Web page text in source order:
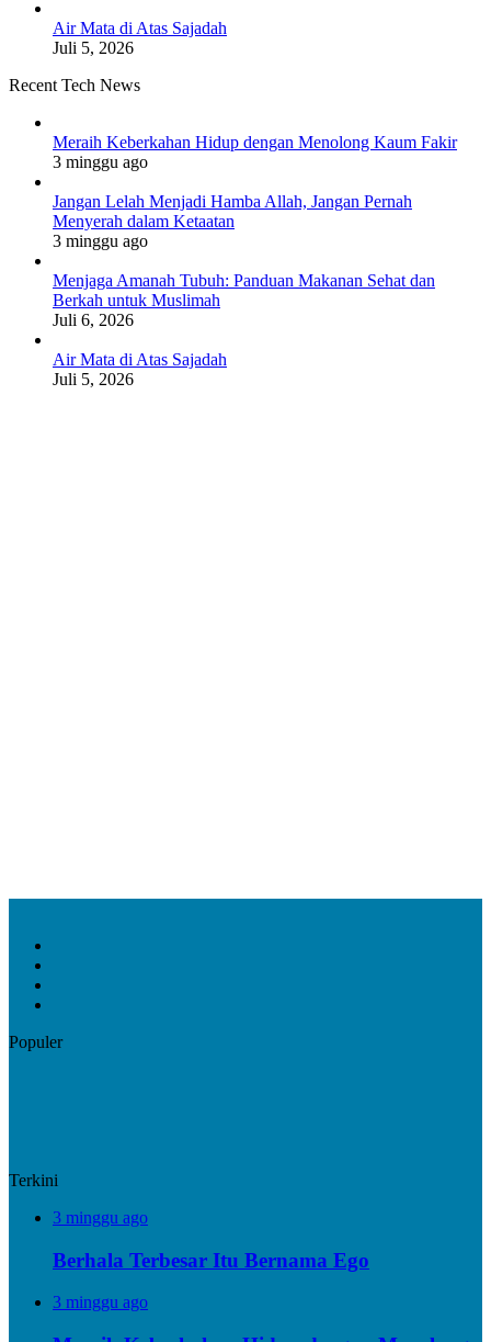
Air Mata di Atas Sajadah
Juli 5, 2026
Recent Tech News
Meraih Keberkahan Hidup dengan Menolong Kaum Fakir
3 minggu ago
Jangan Lelah Menjadi Hamba Allah, Jangan Pernah
Menyerah dalam Ketaatan
3 minggu ago
Menjaga Amanah Tubuh: Panduan Makanan Sehat dan
Berkah untuk Muslimah
Juli 6, 2026
Air Mata di Atas Sajadah
Juli 5, 2026
Populer
Terkini
3 minggu ago
Berhala Terbesar Itu Bernama Ego
3 minggu ago